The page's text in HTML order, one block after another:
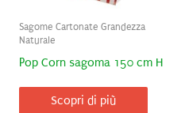
Sagome Cartonate Grandezza
Naturale
Pop Corn sagoma 150 cm H
Scopri di più